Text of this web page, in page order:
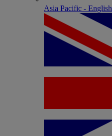
Asia Pacific - English